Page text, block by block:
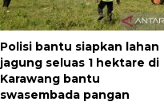
Polisi bantu siapkan lahan
jagung seluas 1 hektare di
Karawang bantu
swasembada pangan